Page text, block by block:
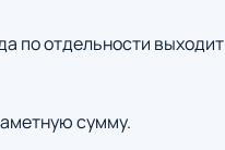
по отдельности выходит
сумму.